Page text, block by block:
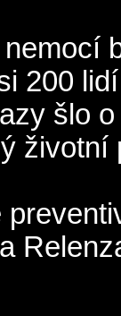
200
šlo
životní